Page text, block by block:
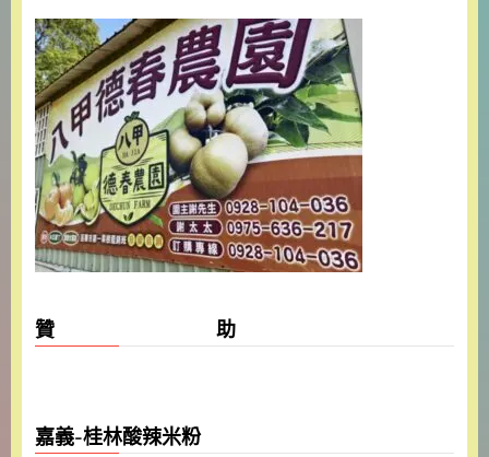
贊 助
嘉義-桂林酸辣米粉